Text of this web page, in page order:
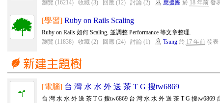
瀏覽 (16214)
收藏 (3) 回應 (12) 討論 (2) 應援團 於 18 年前發
[學習] Ruby on Rails Scaling
Ruby on Rails 如何 Scaling, 並調整 Performance 等文章整理.
瀏覽 (11838)
收藏 (2) 回應 (24) 討論 (1) Tsung於 17 年前發表
[電腦] 台 灣 水 水 外 送 茶 T G 搜tw6869
台 灣 水 水 外 送 茶 T G 搜tw6869 台 灣 水 水 外 送 茶 T G 搜tw6869